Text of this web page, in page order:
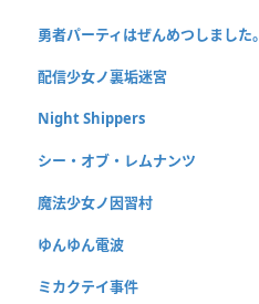
勇者パーティはぜんめつしました。
配信少女ノ裏垢迷宮
Night Shippers
シー・オブ・レムナンツ
魔法少女ノ因習村
ゆんゆん電波
ミカクテイ事件